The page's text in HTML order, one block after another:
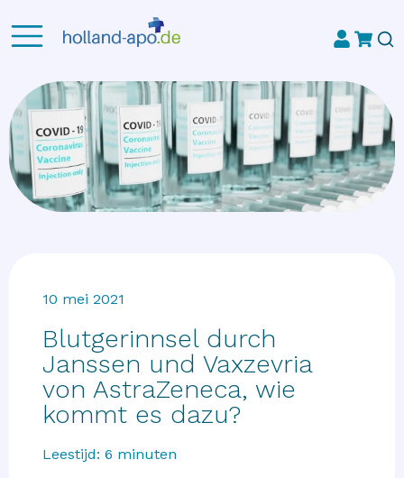
10 mei 2021
Blutgerinnsel durch
Janssen und Vaxzevria
von AstraZeneca, wie
kommt es dazu?
Leestijd:6 minuten